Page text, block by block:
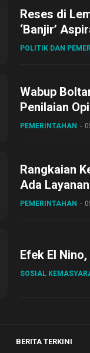
Reses di
‘Banjir’
POLITIK DAN
Wabup
Penilaian
Gubernur
PEMERINTAHAN
Rangkaian
Ada
Sirajudin
PEMERINTAHAN
Efek El
SOSIAL
BERITA TERKINI